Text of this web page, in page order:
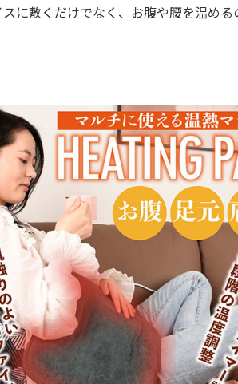
に敷くだけでなく、お腹や腰を温め